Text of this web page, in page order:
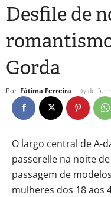
Desfile de
Gorda
Por Fátima Ferreira - 17 de
O largo central de A-
passerelle na noite
passagem de
mulheres dos 18 aos